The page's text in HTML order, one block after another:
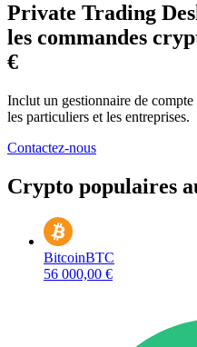
Private Trading
les commandes
€
Inclut un gestionnaire de
les particuliers et les entreprises.
Contactez-nous
Crypto populaires
BitcoinBTC
56 000,00 €